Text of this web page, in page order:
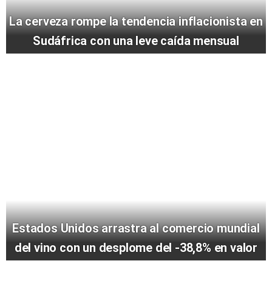
La cerveza rompe la tendencia inflacionista en
Sudáfrica con una leve caída mensual
Estados Unidos arrastra al comercio mundial
del vino con un desplome del -38,8% en valor